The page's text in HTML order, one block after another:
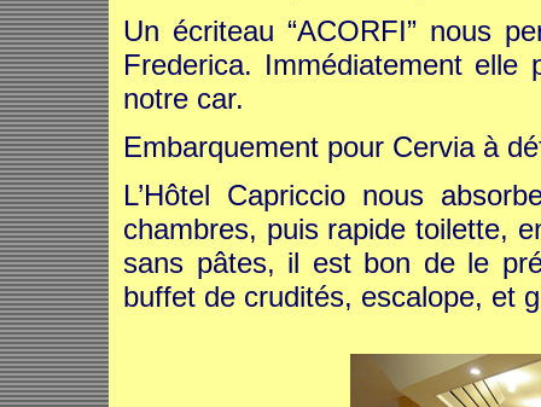
Un écriteau “ACORFI” nous
Frederica. Immédiatement elle
notre car.
Embarquement pour Cervia à
L’Hôtel Capriccio nous
chambres, puis rapide toilette,
sans pâtes, il est bon de le
buffet de crudités, escalope, et